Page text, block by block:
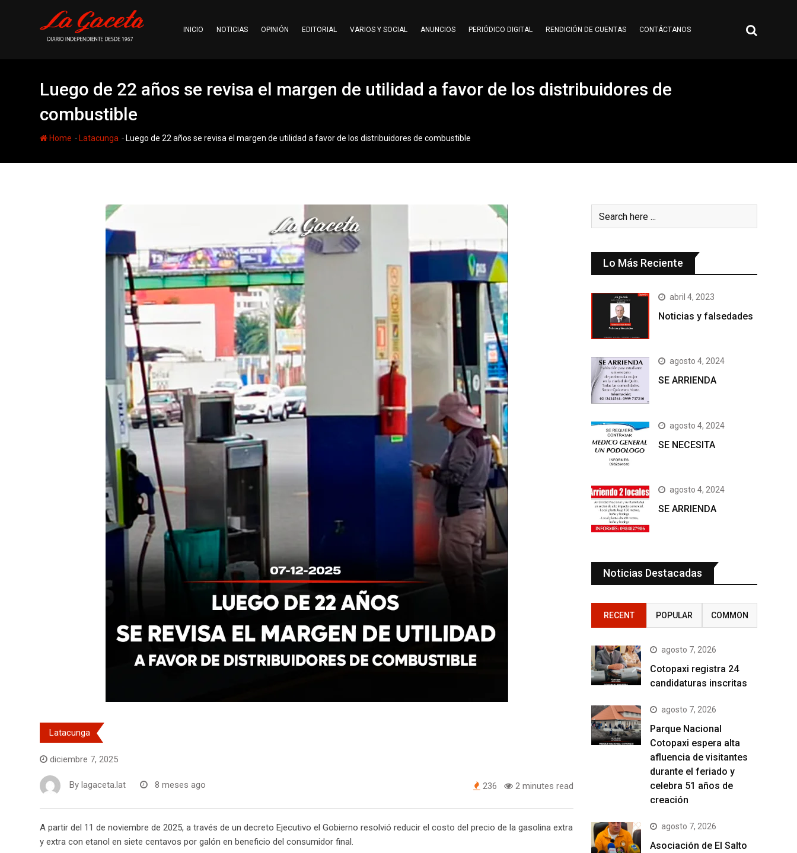
INICIO NOTICIAS OPINIÓN EDITORIAL VARIOS Y SOCIAL ANUNCIOS PERIÓDICO DIGITAL RENDICIÓN DE CUENTAS CONTÁCTANOS
Luego de 22 años se revisa el margen de utilidad a favor de los distribuidores de
combustible
Home - Latacunga - Luego de 22 años se revisa el margen de utilidad a favor de los distribuidores de combustible
Latacunga
diciembre 7, 2025
By lagaceta.lat 8 meses ago 236 2 minutes read
A partir del 11 de noviembre de 2025, a través de un decreto Ejecutivo el Gobierno resolvió reducir el costo del precio de la gasolina extra
y extra con etanol en siete centavos por galón en beneficio del consumidor final.
Lo Más Reciente
abril 4, 2023
Noticias y falsedades
agosto 4, 2024
SE ARRIENDA
agosto 4, 2024
SE NECESITA
agosto 4, 2024
SE ARRIENDA
Noticias Destacadas
RECENT POPULAR COMMON
agosto 7, 2026
Cotopaxi registra 24
candidaturas inscritas
agosto 7, 2026
Parque Nacional
Cotopaxi espera alta
afluencia de visitantes
durante el feriado y
celebra 51 años de
creación
agosto 7, 2026
Asociación de El Salto